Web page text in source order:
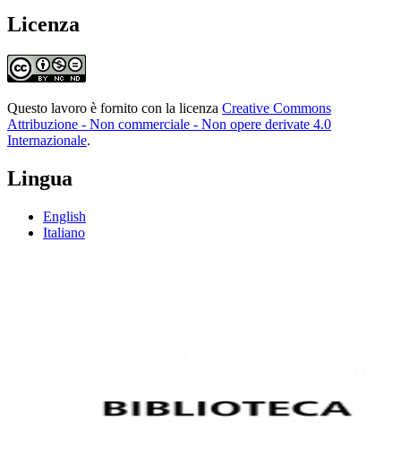
Licenza
Questo lavoro è fornito con la licenza Creative Commons
Attribuzione - Non commerciale - Non opere derivate 4.0
Internazionale.
Lingua
English
Italiano